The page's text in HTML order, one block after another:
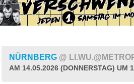
NÜRNBERG @
AM 14.05.2026 (DONNERSTAG) UM